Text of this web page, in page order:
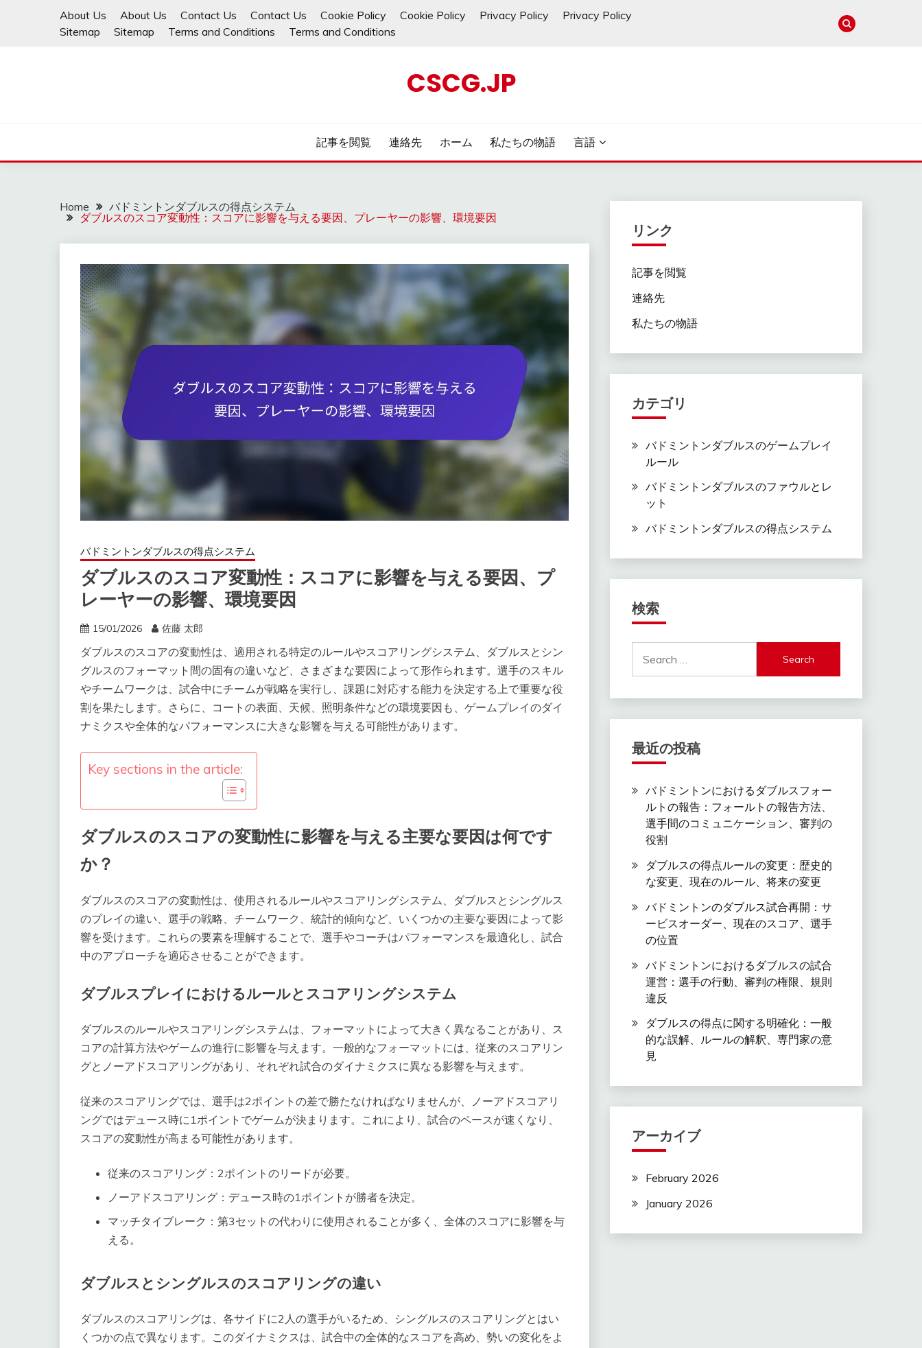
About Us About Us Contact Us Contact Us Cookie Policy Cookie Policy Privacy Policy
Privacy Policy
Sitemap
Sitemap Terms and Conditions Terms and Conditions
CSCG.JP
記事を閲覧 連絡先 ホーム 私たちの物語 言語
Home
バドミントンダブルスの得点システム
ダブルスのスコア変動性：スコアに影響を与える要因、プレーヤーの影響、環境要因
バドミントンダブルスの得点システム
ダブルスのスコア変動性：スコアに影響を与える要因、プ
レーヤーの影響、環境要因
15/01/2026 佐藤 太郎
ダブルスのスコアの変動性は、適用される特定のルールやスコアリングシステム、ダブルスとシン
グルスのフォーマット間の固有の違いなど、さまざまな要因によって形作られます。選手のスキル
やチームワークは、試合中にチームが戦略を実行し、課題に対応する能力を決定する上で重要な役
割を果たします。さらに、コートの表面、天候、照明条件などの環境要因も、ゲームプレイのダイ
ナミクスや全体的なパフォーマンスに大きな影響を与える可能性があります。
Key sections in the article:
ダブルスのスコアの変動性に影響を与える主要な要因は何です
か？
ダブルスのスコアの変動性は、使用されるルールやスコアリングシステム、ダブルスとシングルス
のプレイの違い、選手の戦略、チームワーク、統計的傾向など、いくつかの主要な要因によって影
響を受けます。これらの要素を理解することで、選手やコーチはパフォーマンスを最適化し、試合
中のアプローチを適応させることができます。
ダブルスプレイにおけるルールとスコアリングシステム
ダブルスのルールやスコアリングシステムは、フォーマットによって大きく異なることがあり、ス
コアの計算方法やゲームの進行に影響を与えます。一般的なフォーマットには、従来のスコアリン
グとノーアドスコアリングがあり、それぞれ試合のダイナミクスに異なる影響を与えます。
従来のスコアリングでは、選手は2ポイントの差で勝たなければなりませんが、ノーアドスコアリ
ングではデュース時に1ポイントでゲームが決まります。これにより、試合のペースが速くなり、
スコアの変動性が高まる可能性があります。
従来のスコアリング：2ポイントのリードが必要。
ノーアドスコアリング：デュース時の1ポイントが勝者を決定。
マッチタイブレーク：第3セットの代わりに使用されることが多く、全体のスコアに影響を与
える。
ダブルスとシングルスのスコアリングの違い
ダブルスのスコアリングは、各サイドに2人の選手がいるため、シングルスのスコアリングとはい
くつかの点で異なります。このダイナミクスは、試合中の全体的なスコアを高め、勢いの変化をよ
リンク
記事を閲覧
連絡先
私たちの物語
カテゴリ
バドミントンダブルスのゲームプレイ
ルール
バドミントンダブルスのファウルとレ
ット
バドミントンダブルスの得点システム
検索
for:
最近の投稿
バドミントンにおけるダブルスフォー
ルトの報告：フォールトの報告方法、
選手間のコミュニケーション、審判の
役割
ダブルスの得点ルールの変更：歴史的
な変更、現在のルール、将来の変更
バドミントンのダブルス試合再開：サ
ービスオーダー、現在のスコア、選手
の位置
バドミントンにおけるダブルスの試合
運営：選手の行動、審判の権限、規則
違反
ダブルスの得点に関する明確化：一般
的な誤解、ルールの解釈、専門家の意
見
アーカイブ
February 2026
January 2026